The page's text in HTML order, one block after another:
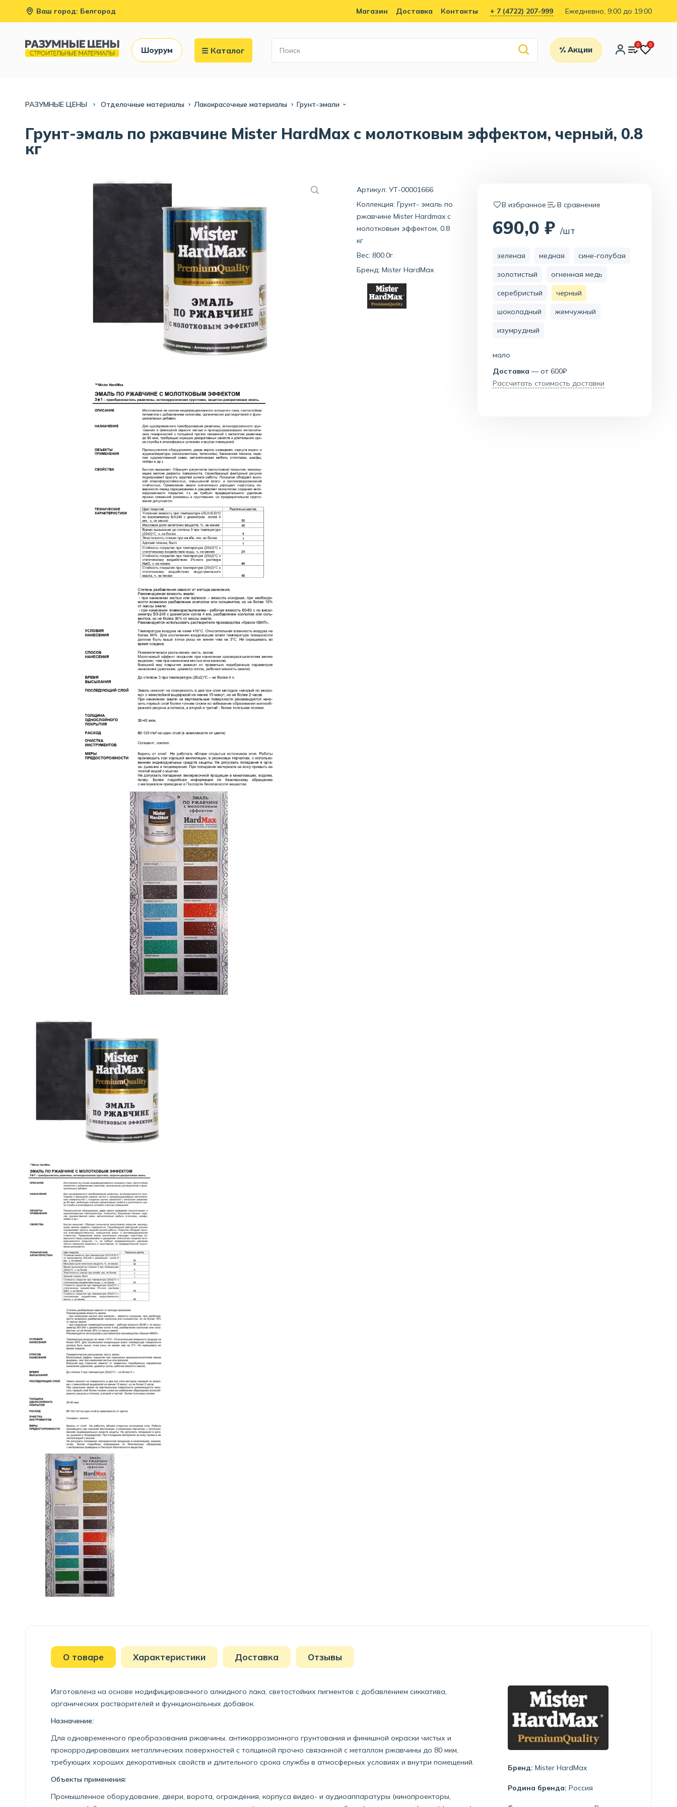
Ваш город: Белгород Магазин Доставка Контакты + 7 (4722) 207-999 Ежедневно, 9:00 до 19:00
Шоурум Каталог Акции
0 0
РАЗУМНЫЕ ЦЕНЫ Отделочные материалы Лакокрасочные материалы Грунт-эмали
Грунт-эмаль по ржавчине Mister HardMax с молотковым эффектом, черный, 0.8
кг
Артикул: УТ-00001666
Коллекция: Грунт- эмаль по
ржавчине Mister Hardmax с
молотковым эффектом, 0.8
кг
Вес: 800.0г.
Бренд: Mister HardMax
В избранное В сравнение
690,0 ₽/шт
зеленая медная сине-голубая
золотистый огненная медь
серебристый черный
шоколадный жемчужный
изумрудный
мало
Доставка — от 600₽
Рассчитать стоимость доставки
О товаре Характеристики Доставка Отзывы
Изготовлена на основе модифицированного алкидного лака, светостойких пигментов с добавлением сиккатива,
органических растворителей и функциональных добавок.
Назначение:
Для одновременного преобразования ржавчины, антикоррозионного грунтования и финишной окраски чистых и
прокорродировавших металлических поверхностей с толщиной прочно связанной с металлом ржавчины до 80 мкм,
требующих хороших декоративных свойств и длительного срока службы в атмосферных условиях и внутри помещений.
Объекты применения:
Промышленное оборудование, двери, ворота, ограждения, корпуса видео- и аудиоаппаратуры (кинопроекторы,
Бренд: Mister HardMax
Родина бренда: Россия